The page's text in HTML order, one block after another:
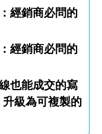
經銷商必問的
經銷商必問的
也能成交的寫